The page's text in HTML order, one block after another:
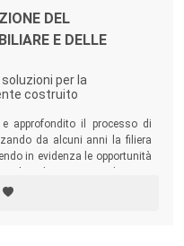
DEL
E DELLE
per la
costruito
approfondito il processo di
da alcuni anni la filiera
in evidenza le opportunità